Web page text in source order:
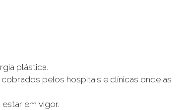
plástica.
pelos hospitais e clínicas onde as
em vigor.